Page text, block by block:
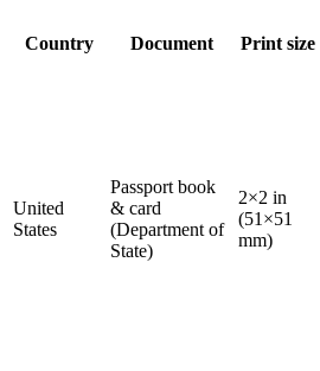
Country Document Print size
United
States
Passport book
& card
(Department of
State)
2×2 in
(51×51
mm)